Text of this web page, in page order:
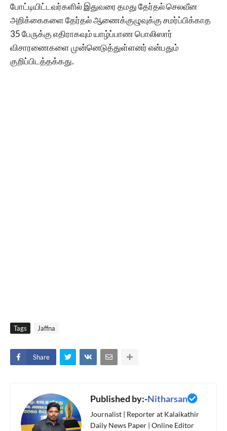
போட்டியிட்டவர்களில் இதுவரை தமது தேர்தல் செலவீன
அறிக்கைகளை தேர்தல் ஆணைக்குழுவுக்கு சமர்ப்பிக்காத
35 பேருக்கு எதிராகவும் யாழ்ப்பாண பொலிஸார்
விசாரணைகளை முன்னெடுத்துள்ளனர் என்பதும்
குறிப்பிடத்தக்கது.
Tags Jaffna
Share
Published by:-Nitharsan
Journalist | Reporter at Kalaikathir
Daily News Paper | Online Editor